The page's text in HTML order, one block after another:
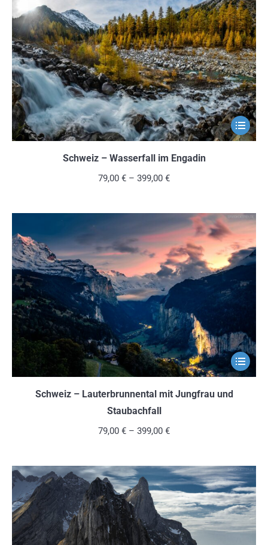
Optionen
können
auf
der
gewählt
werden
Dieses
Produkt
Die
Optionen
können
der
werden
Schweiz – Wasserfall im Engadin
79,00 € – 399,00 €
Dieses
Produkt
weist
Optionen
können
auf
der
Schweiz – Lauterbrunnental mit Jungfrau und
Staubachfall
79,00 € – 399,00 €